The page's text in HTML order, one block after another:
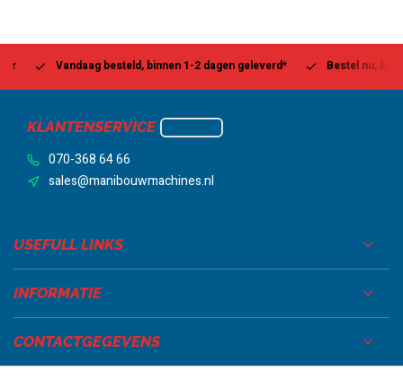
Vandaag besteld, binnen 1-2 dagen geleverd* Bestel nu, betaal
KLANTENSERVICE
070-368 64 66
sales@manibouwmachines.nl
USEFULL LINKS
INFORMATIE
CONTACTGEGEVENS